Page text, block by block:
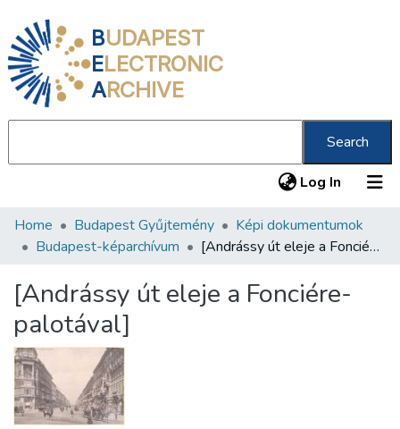
BUDAPEST
ELECTRONIC
ARCHIVE
Search
Log In (current)
Communities & Collections
Statistics
About us
Home Budapest Gyűjtemény
Képi dokumentumok
Budapest-képarchívum
[Andrássy út eleje a Fonciére-palotával]
[Andrássy út eleje a Fonciére-
palotával]